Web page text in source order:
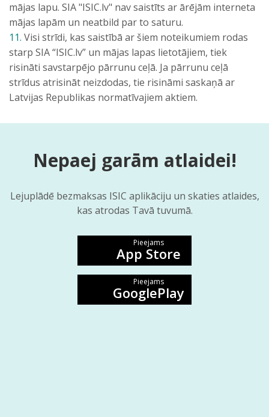
mājas lapu. SIA "ISIC.lv" nav saistīts ar ārējām interneta
mājas lapām un neatbild par to saturu.
11. Visi strīdi, kas saistībā ar šiem noteikumiem rodas
starp SIA “ISIC.lv” un mājas lapas lietotājiem, tiek
risināti savstarpējo pārrunu ceļā. Ja pārrunu ceļā
strīdus atrisināt neizdodas, tie risināmi saskaņā ar
Latvijas Republikas normatīvajiem aktiem.
Nepaej garām atlaidei!
Lejuplādē bezmaksas ISIC aplikāciju un skaties atlaides,
kas atrodas Tavā tuvumā.
Pieejams
App Store
Pieejams
GooglePlay